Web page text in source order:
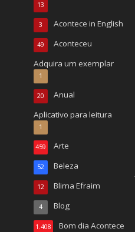
13
Acontece in English
3
Aconteceu
49
Adquira um exemplar
1
Anual
20
Aplicativo para leitura
1
Arte
459
Beleza
52
Blima Efraim
12
Blog
4
Bom dia Acontece
1.408